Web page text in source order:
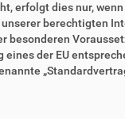
erfolgt dies nur,
berechtigten
der EU